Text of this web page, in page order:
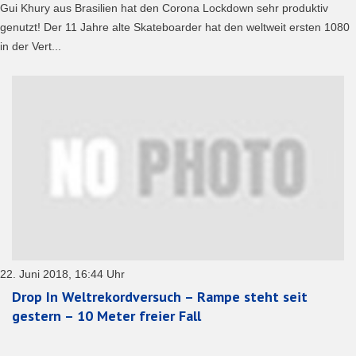
Gui Khury aus Brasilien hat den Corona Lockdown sehr produktiv
genutzt! Der 11 Jahre alte Skateboarder hat den weltweit ersten 1080
in der Vert...
22. Juni 2018, 16:44 Uhr
Drop In Weltrekordversuch – Rampe steht seit
gestern – 10 Meter freier Fall